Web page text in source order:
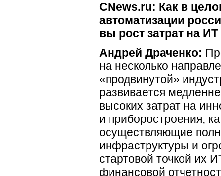
CNews.ru: Как в
автоматизации
вы рост затрат на
Андрей Драченко:
на несколько
«продвинутой»
развивается
высоких затрат на
и приборостроения,
осуществляющие
инфраструктуры и
стартовой точкой их
финансовой